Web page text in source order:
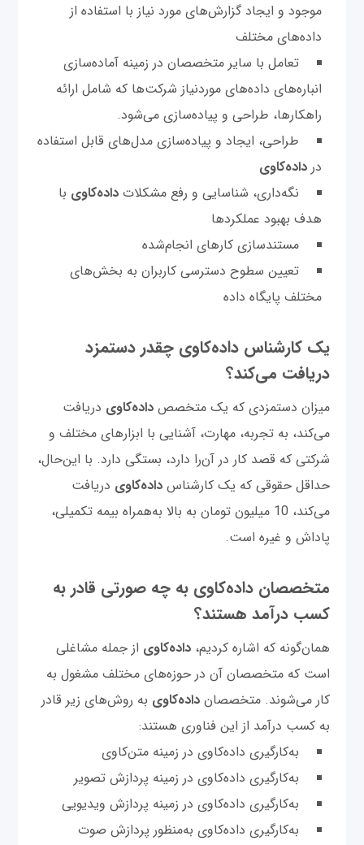
موجود و ایجاد گزارش‌های مورد نیاز با استفاده از
داده‌های مختلف
تعامل با سایر متخصصان در زمینه آماده‌سازی
انباره‌های داده‌های موردنیاز شرکت‌ها که شامل ارائه
راهکارها، طراحی و پیاده‌سازی می‌شود.
طراحی، ایجاد و پیاده‌سازی مدل‌های قابل استفاده
درداده‌کاوی
نگه‌داری، شناسایی و رفع مشکلاتداده‌کاوی با
هدف بهبود عملکردها
مستندسازی کارهای انجام‌شده
تعیین سطوح دسترسی کاربران به بخش‌های
مختلف پایگاه داده
یک کارشناس داده‌کاوی چقدر دستمزد
دریافت می‌کند؟
میزان دستمزدی که یک متخصصداده‌کاوی دریافت
می‌کند، به تجربه، مهارت، آشنایی با ابزارهای مختلف و
شرکتی که قصد کار در آن‌را دارد، بستگی دارد. با این‌حال،
حداقل حقوقی که یک کارشناسداده‌کاوی دریافت
می‌کند، 10 میلیون تومان به بالا به‌همراه بیمه تکمیلی،
پاداش و غیره است.
متخصصان داده‌کاوی به چه صورتی قادر به
کسب درآمد هستند؟
همان‌گونه که اشاره کردیم،داده‌کاوی از جمله مشاغلی
است که متخصصان آن در حوزه‌های مختلف مشغول به
کار می‌شوند. متخصصانداده‌کاوی به روش‌های زیر قادر
به کسب درآمد از این فناوری هستند:
به‌کارگیری داده‌کاوی در زمینه متن‌کاوی
به‌کارگیری داده‌کاوی در زمینه پردازش تصویر
به‌کارگیری داده‌کاوی در زمینه پردازش ویدیویی
به‌کارگیری داده‌کاوی به‌منظور پردازش صوت